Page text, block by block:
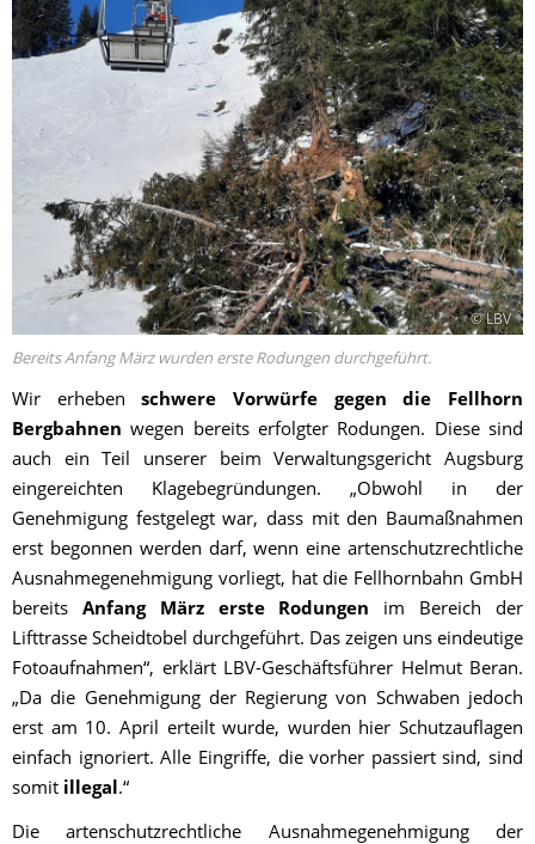
© LBV
Bereits Anfang März wurden erste Rodungen durchgeführt.
Wir erhebenschwere Vorwürfe gegen die Fellhorn
Bergbahnen wegen bereits erfolgter Rodungen. Diese sind
auch ein Teil unserer beim Verwaltungsgericht Augsburg
eingereichten Klagebegründungen. „Obwohl in der
Genehmigung festgelegt war, dass mit den Baumaßnahmen
erst begonnen werden darf, wenn eine artenschutzrechtliche
Ausnahmegenehmigung vorliegt, hat die Fellhornbahn GmbH
bereits Anfang März erste Rodungen im Bereich der
Lifttrasse Scheidtobel durchgeführt. Das zeigen uns eindeutige
Fotoaufnahmen“, erklärt LBV-Geschäftsführer Helmut Beran.
„Da die Genehmigung der Regierung von Schwaben jedoch
erst am 10. April erteilt wurde, wurden hier Schutzauflagen
einfach ignoriert. Alle Eingriffe, die vorher passiert sind, sind
somit illegal.“
Die artenschutzrechtliche Ausnahmegenehmigung der